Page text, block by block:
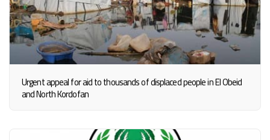
Urgent appeal for aid to thousands of displaced people in El Obeid
and North Kordofan